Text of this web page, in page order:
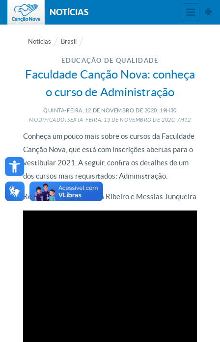
Open toolbar
NOTÍCIAS
Notícias Brasil
EDUCAÇÃO DE QUALIDADE
Faculdade Canção Nova: conheça
o curso de Administração
QUINTA-FEIRA, 12 DE NOVEMBRO DE 2020, 19H30
MODIFICADO: SEXTA-FEIRA, 13 DENOVEMBRO DE2020, 7H12
Conheça um pouco mais sobre os cursos da Faculdade
Canção Nova, que está com inscrições abertas para o
vestibular 2021. A seguir, confira os detalhes de um
dos cursos mais requisitados: Administração.
Reportagem de Fernanda Ribeiro e Messias Junqueira